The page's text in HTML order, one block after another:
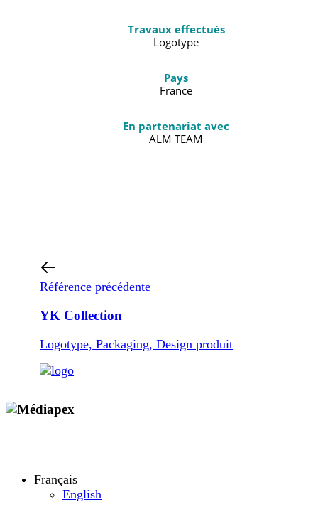
Travaux effectués
Logotype
Pays
France
En partenariat avec
ALM TEAM
Référence précédente
YK Collection
Logotype, Packaging, Design produit
Français
English